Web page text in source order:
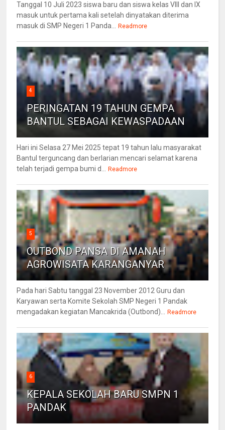
Tanggal 10 Juli 2023 siswa baru dan siswa kelas VIII dan IX
masuk untuk pertama kali setelah dinyatakan diterima
masuk di SMP Negeri 1 Panda...
Readmore
4
PERINGATAN 19 TAHUN GEMPA
BANTUL SEBAGAI KEWASPADAAN
Hari ini Selasa 27 Mei 2025 tepat 19 tahun lalu masyarakat
Bantul terguncang dan berlarian mencari selamat karena
telah terjadi gempa bumi d...
Readmore
5
OUTBOND PANSA DI AMANAH
AGROWISATA KARANGANYAR
Pada hari Sabtu tanggal 23 November 2012 Guru dan
Karyawan serta Komite Sekolah SMP Negeri 1 Pandak
mengadakan kegiatan Mancakrida (Outbond)...
Readmore
6
KEPALA SEKOLAH BARU SMPN 1
PANDAK